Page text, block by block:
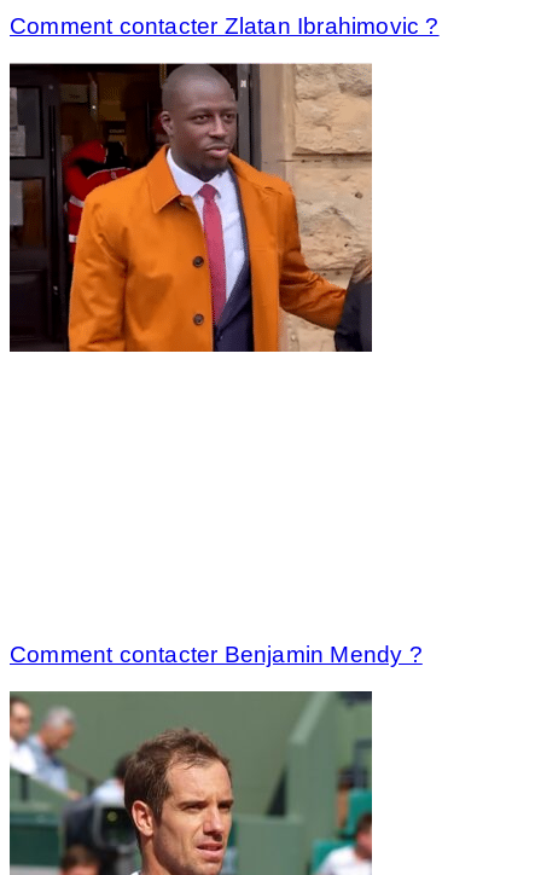
Comment contacter Zlatan Ibrahimovic ?
Comment contacter Benjamin Mendy ?